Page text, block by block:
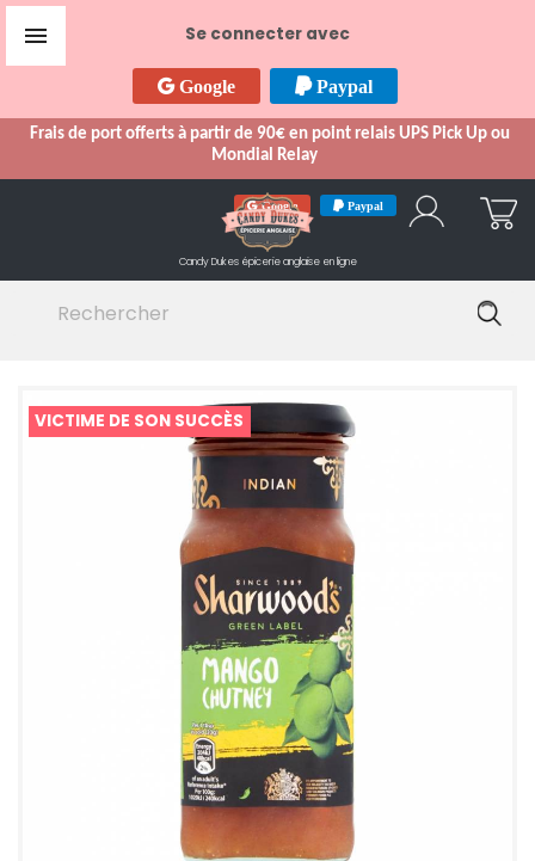
Se connecter avec
Google Paypal
Frais de port offerts à partir de 90€ en point relais UPS Pick Up ou
Mondial Relay

Google Paypal
Candy Dukes épicerie anglaise en ligne
VICTIME DE SON SUCCÈS